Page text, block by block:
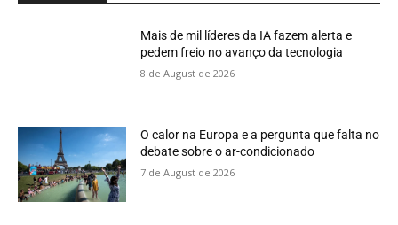
Mais de mil líderes da IA fazem alerta e
pedem freio no avanço da tecnologia
8 de August de 2026
O calor na Europa e a pergunta que falta no
debate sobre o ar-condicionado
7 de August de 2026